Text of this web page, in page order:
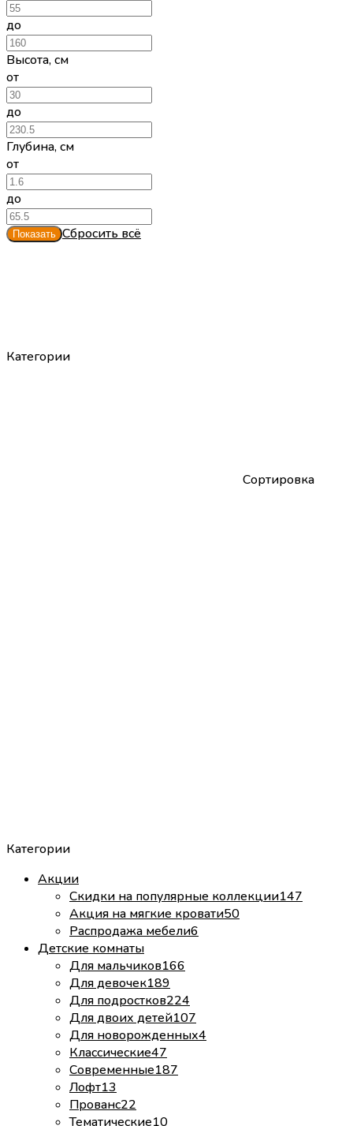
до
Высота,см
от
до
Глубина,см
от
до
Сбросить всё
Категории
Сортировка
Категории
Акции
Скидки на популярные коллекции147
Акция на мягкие кровати50
Распродажа мебели6
Детские комнаты
Для мальчиков166
Для девочек189
Для подростков224
Для двоих детей107
Для новорожденных4
Классические47
Современные187
Лофт13
Прованс22
Тематические10